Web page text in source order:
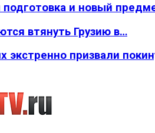
подготовка и новый
втянуть Грузию в…
призвали